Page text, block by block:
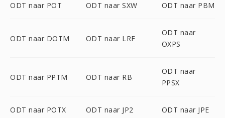
ODT naar POT ODT naar SXW ODT naar PBM
ODT naar DOTM ODT naar LRF
ODT naar
OXPS
ODT naar PPTM ODT naar RB
ODT naar
PPSX
ODT naar POTX ODT naar JP2 ODT naar JPE